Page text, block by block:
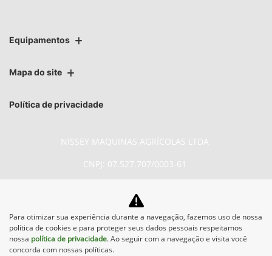
Equipamentos
Mapa do site
Política de privacidade
NISSEY MAQUINAS AGRÍCOLAS LTDA
CNPJ: 07.527.707/0003-61
No trânsito, enxergar o outro salva
vidas.
Para otimizar sua experiência durante a navegação, fazemos uso de nossa
política de cookies e para proteger seus dados pessoais respeitamos
nossa política de privacidade. Ao seguir com a navegação e visita você
concorda com nossas políticas.